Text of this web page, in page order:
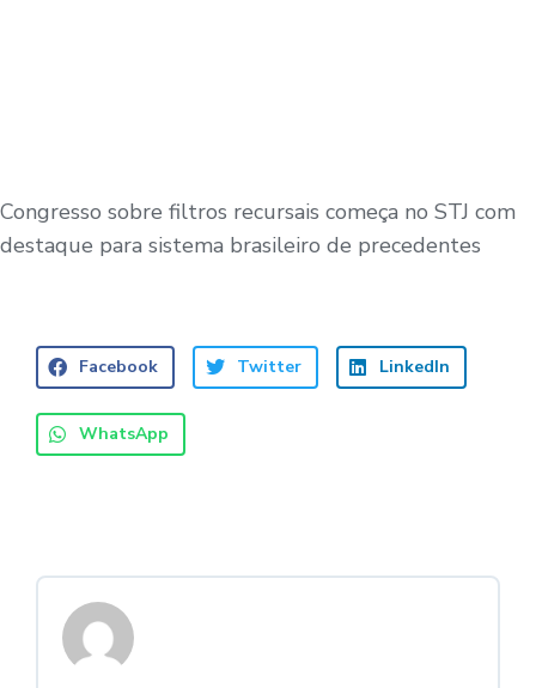
Congresso sobre filtros recursais começa no STJ com
destaque para sistema brasileiro de precedentes
Facebook Twitter LinkedIn
WhatsApp